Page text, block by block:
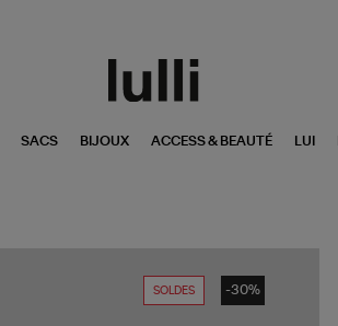
SACS BIJOUX ACCESS & BEAUTÉ LUI
SOLDES -30%